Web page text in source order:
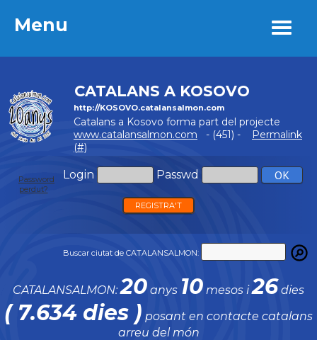
Menu
CATALANS A KOSOVO
http://KOSOVO.catalansalmon.com
Catalans a Kosovo forma part del projecte
www.catalansalmon.com - (451) -
Permalink
(#)
Login Passwd
Password
perdut?
REGISTRA'T
Buscar ciutat de CATALANSALMON:
CATALANSALMON:20 anys 10 mesos i26 dies
( 7.634 dies ) posant en contacte catalans
arreu del món
Menu